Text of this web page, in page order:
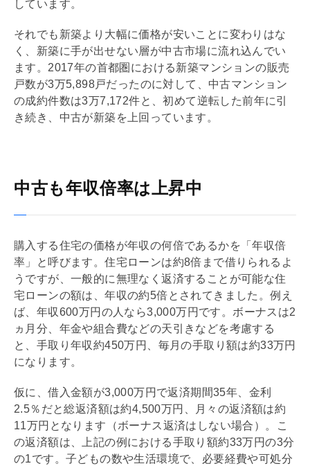
しています。
それでも新築より大幅に価格が安いことに変わりはな
く、新築に手が出せない層が中古市場に流れ込んでい
ます。2017年の首都圏における新築マンションの販売
戸数が3万5,898戸だったのに対して、中古マンション
の成約件数は3万7,172件と、初めて逆転した前年に引
き続き、中古が新築を上回っています。
中古も年収倍率は上昇中
購入する住宅の価格が年収の何倍であるかを「年収倍
率」と呼びます。住宅ローンは約8倍まで借りられるよ
うですが、一般的に無理なく返済することが可能な住
宅ローンの額は、年収の約5倍とされてきました。例え
ば、年収600万円の人なら3,000万円です。ボーナスは2
ヵ月分、年金や組合費などの天引きなどを考慮する
と、手取り年収約450万円、毎月の手取り額は約33万円
になります。
仮に、借入金額が3,000万円で返済期間35年、金利
2.5％だと総返済額は約4,500万円、月々の返済額は約
11万円となります（ボーナス返済はしない場合）。こ
の返済額は、上記の例における手取り額約33万円の3分
の1です。子どもの数や生活環境で、必要経費や可処分